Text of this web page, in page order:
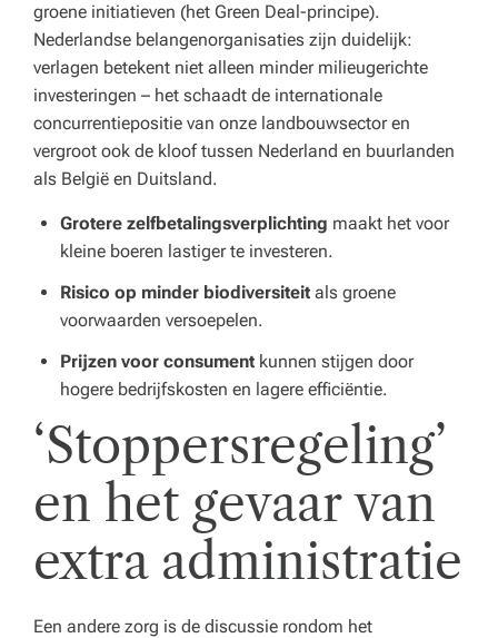
groene initiatieven (het Green Deal-principe).
Nederlandse belangenorganisaties zijn duidelijk:
verlagen betekent niet alleen minder milieugerichte
investeringen – het schaadt de internationale
concurrentiepositie van onze landbouwsector en
vergroot ook de kloof tussen Nederland en buurlanden
als België en Duitsland.
Grotere zelfbetalingsverplichting maakt het voor
kleine boeren lastiger te investeren.
Risico op minder biodiversiteit als groene
voorwaarden versoepelen.
Prijzen voor consument kunnen stijgen door
hogere bedrijfskosten en lagere efficiëntie.
‘Stoppersregeling’
en het gevaar van
extra administratie
Een andere zorg is de discussie rondom het